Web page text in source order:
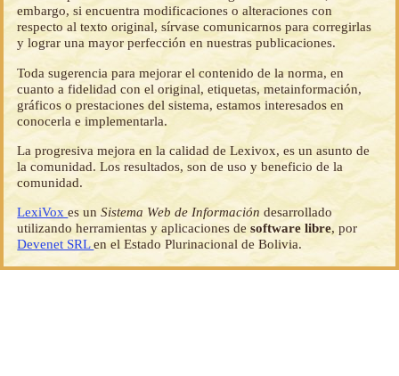
embargo, si encuentra modificaciones o alteraciones con
respecto al texto original, sírvase comunicarnos para corregirlas
y lograr una mayor perfección en nuestras publicaciones.
Toda sugerencia para mejorar el contenido de la norma, en
cuanto a fidelidad con el original, etiquetas, metainformación,
gráficos o prestaciones del sistema, estamos interesados en
conocerla e implementarla.
La progresiva mejora en la calidad de Lexivox, es un asunto de
la comunidad. Los resultados, son de uso y beneficio de la
comunidad.
LexiVoxes unSistema Web de Información desarrollado
utilizando herramientas y aplicaciones desoftware libre, por
Devenet SRLen el Estado Plurinacional de Bolivia.